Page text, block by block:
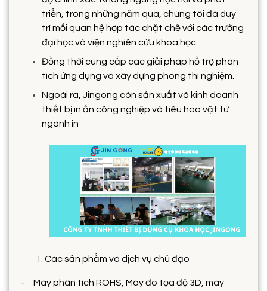
triển, trong những năm qua, chúng tôi đã duy
trì mối quan hệ hợp tác chặt chẽ với các trường
đại học và viện nghiên cứu khoa học.
Đồng thời cung cấp các giải pháp hỗ trợ phân
tích ứng dụng và xây dựng phòng thí nghiệm.
Ngoài ra, Jingong còn sản xuất và kinh doanh
thiết bị in ấn công nghiệp và tiêu hao vật tư
ngành in
Các sản phẩm và dịch vụ chủ đạo
- Máy phân tích ROHS, Máy đo tọa độ 3D, máy